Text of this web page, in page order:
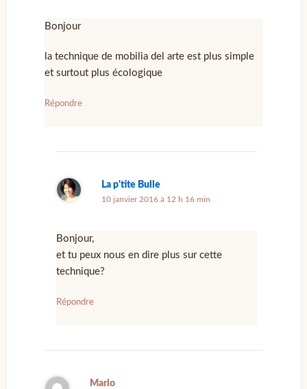
Bonjour
la technique de mobilia del arte est plus simple
et surtout plus écologique
Répondre
La p'tite Bulle
10 janvier 2016 à 12 h 16 min
Bonjour,
et tu peux nous en dire plus sur cette
technique?
Répondre
Mario